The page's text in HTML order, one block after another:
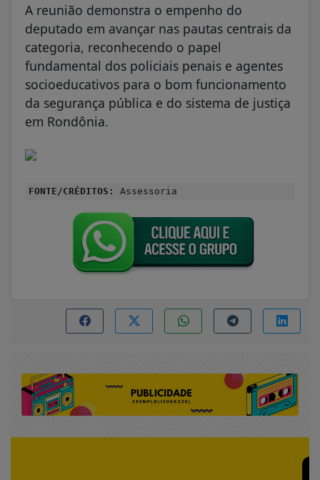
A reunião demonstra o empenho do
deputado em avançar nas pautas centrais da
categoria, reconhecendo o papel
fundamental dos policiais penais e agentes
socioeducativos para o bom funcionamento
da segurança pública e do sistema de justiça
em Rondônia.
FONTE/CRÉDITOS: Assessoria